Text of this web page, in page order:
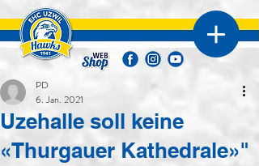
Uzehalle soll keine
«Thurgauer Kathedrale»"
PD
6. Jan. 2021